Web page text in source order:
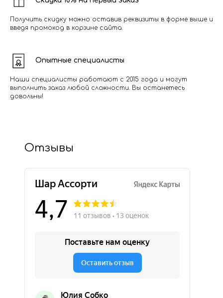
Получить скидку можно оставив реквизиты в форме выше и
введя промокод в корзине сайта.
Опытные специалисты
Наши специалисты работают с 2015 года и могут
выполнить заказ любой сложности. Вы останетесь
довольны!
Отзывы